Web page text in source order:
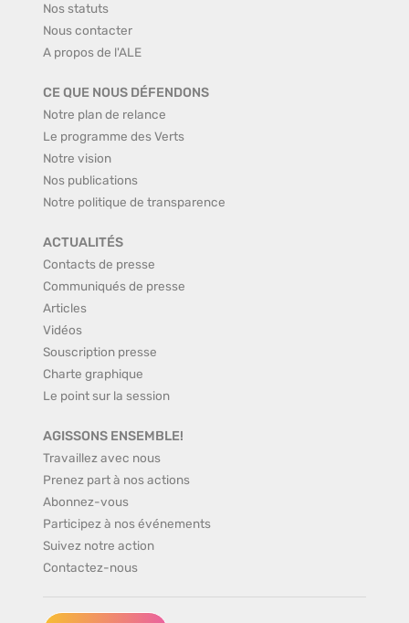
Nos statuts
Nous contacter
A propos de l'ALE
CE QUE NOUS DÉFENDONS
Notre plan de relance
Le programme des Verts
Notre vision
Nos publications
Notre politique de transparence
ACTUALITÉS
Contacts de presse
Communiqués de presse
Articles
Vidéos
Souscription presse
Charte graphique
Le point sur la session
AGISSONS ENSEMBLE!
Travaillez avec nous
Prenez part à nos actions
Abonnez-vous
Participez à nos événements
Suivez notre action
Contactez-nous